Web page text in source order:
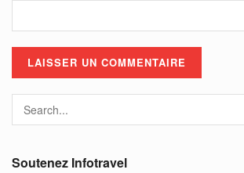
Soutenez Infotravel